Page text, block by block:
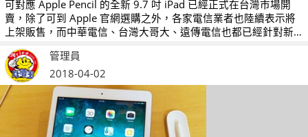
可對應 Apple Pencil 的全新 9.7 吋 iPad 已經正式在台灣市場開
賣，除了可到 Apple 官網選購之外，各家電信業者也陸續表示將
上架販售，而中華電信、台灣大哥大、遠傳電信也都已經針對新
款 9.7 吋 iPad 公布了相關的購機資費，我們也幫大家整理了相關
資訊，有興趣的人不妨參考看看。
管理員
2018-04-02